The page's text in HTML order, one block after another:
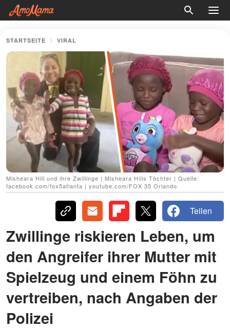
STARTSEITE VIRAL
Misheara Hill und ihre Zwillinge | Misheara Hills Töchter | Quelle:
facebook.com/fox5atlanta | youtube.com/FOX 35 Orlando
Teilen
Zwillinge riskieren Leben, um
den Angreifer ihrer Mutter mit
Spielzeug und einem Föhn zu
vertreiben, nach Angaben der
Polizei